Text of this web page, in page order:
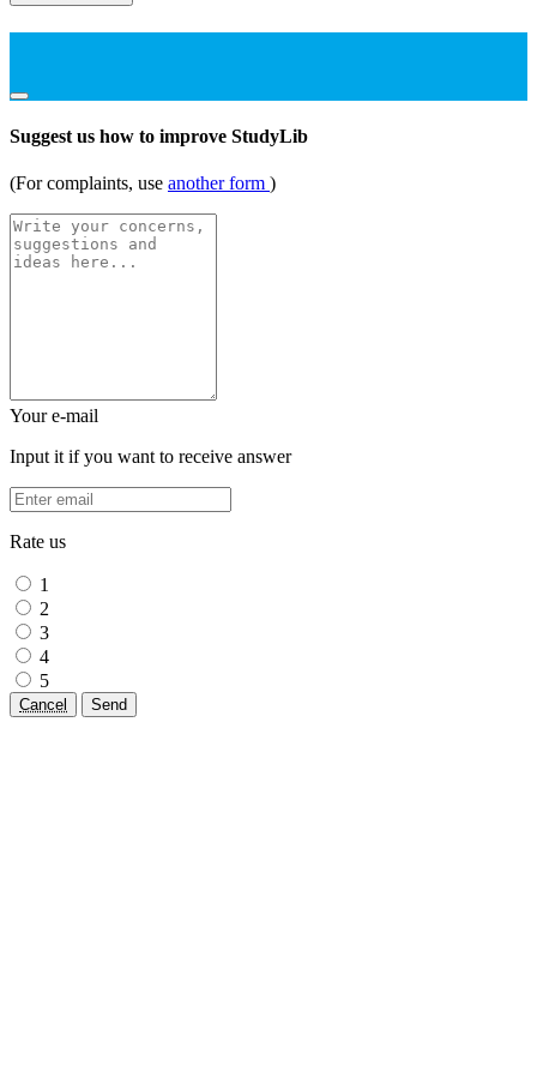
Suggest us how to improve StudyLib
(For complaints, use another form )
Your e-mail
Input it if you want to receive answer
Rate us
1
2
3
4
5
Cancel Send